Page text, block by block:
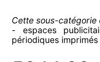
Cette sous-catégorie
- espaces
périodiques imprimés